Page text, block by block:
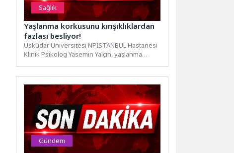
Sağlık
Yaşlanma korkusunu kırışıklıklardan
fazlası besliyor!
Üsküdar Üniversitesi NPİSTANBUL Hastanesi
Klinik Psikolog Yasemin Yalçın, yaşlanma
Gündem